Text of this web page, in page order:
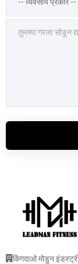
किंगदाओ मोडुन